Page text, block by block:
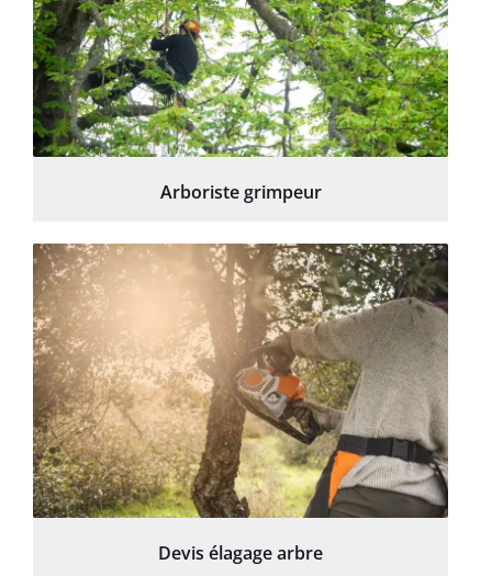
Arboriste grimpeur
Devis élagage arbre